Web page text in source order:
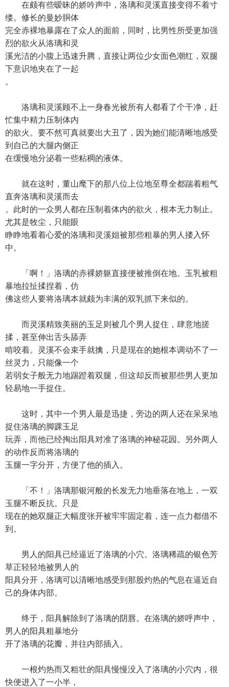
在颇有些暧昧的娇吟声中，洛璃和灵溪直接变得不着寸
缕。修长的曼妙胴体
完全赤裸地暴露在了众人的面前，同时，比男性所受更加强
烈的欲火从洛璃和灵
溪光洁的小腹上迅速升腾，直接让两位少女面色潮红，双腿
下意识地夹在了一起
。
洛璃和灵溪顾不上一身春光被所有人都看了个干净，赶
忙集中精力压制体内
的欲火。要不然可真就要出大丑了，因为她们能清晰地感受
到自己的大腿内侧正
在缓慢地分泌着一些粘稠的液体。
就在这时，董山麾下的那八位上位地至尊全都踹着粗气
直奔洛璃和灵溪而去
。此时的一众男人都在压制着体内的欲火，根本无力制止。
尤其是牧尘，只能眼
睁睁地看着心爱的洛璃和灵溪姐被那些粗暴的男人搂入怀
中。
「啊！」洛璃的赤裸娇躯直接便被推倒在地。玉乳被粗
暴地拉扯揉捏着，仿
佛这些人要将洛璃本就颇为丰满的双乳抓下来似的。
而灵溪精致美丽的玉足则被几个男人捉住，肆意地搓
揉，甚至伸出舌头舔弄
啃咬着。灵溪不会束手就擒，只是现在的她根本调动不了一
丝灵力，只能像一个
若弱女子般无力地踢蹬着双腿，但这却反而被那些男人更加
轻易地一手捉住。
这时，其中一个男人最是迅捷，旁边的两人还在呆呆地
捉住洛璃的脚踝玉足
玩弄，而他已经掏出阳具对准了洛璃的神秘花园。另外两人
的动作反而将洛璃的
玉腿一字分开，方便了他的插入。
「不！」洛璃那银河般的长发无力地垂落在地上，一双
玉腿不断反抗。只是
现在的她双腿正大幅度张开被牢牢固定着，连一点力都借不
到。
男人的阳具已经逼近了洛璃的小穴。洛璃稀疏的银色芳
草正轻轻地被男人的
阳具分开，洛璃可以清晰地感受到那股灼热的气息在逼近自
己的身体内部。
终于，阳具解除到了洛璃的阴唇。在洛璃的娇呼声中，
男人的阳具粗暴地分
开了洛璃的花瓣，并往内部插入。
一根灼热而又粗壮的阳具慢慢没入了洛璃的小穴内，很
快便进入了一小半，